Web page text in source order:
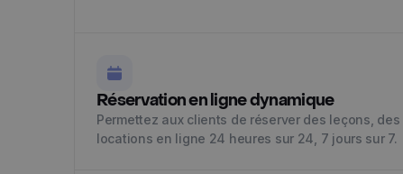
Réservation en ligne dynamique
Permettez aux clients de réserver des leçons,
locations en ligne 24 heures sur 24, 7 jours sur 7.